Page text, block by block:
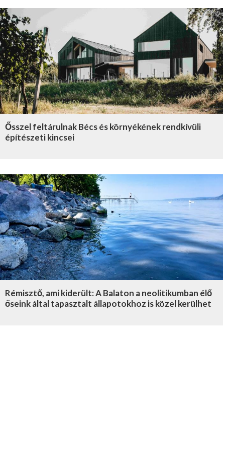
Ősszel feltárulnak Bécs és környékének rendkívüli
építészeti kincsei
Rémisztő, ami kiderült: A Balaton a neolitikumban élő
őseink által tapasztalt állapotokhoz is közel kerülhet